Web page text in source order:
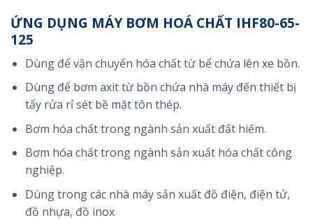
ỨNG DỤNG MÁY BƠM HOÁ CHẤT IHF80-65-
125
Dùng để vận chuyển hóa chất từ bể chứa lên xe bồn.
Dùng để bơm axit từ bồn chứa nhà máy đến thiết bị
tẩy rửa rỉ sét bề mặt tôn thép.
Bơm hóa chất trong ngành sản xuất đất hiếm.
Bơm hóa chất trong ngành sản xuất hóa chất công
nghiệp.
Dùng trong các nhà máy sản xuất đồ điện, điện tử,
đồ nhựa, đồ inox